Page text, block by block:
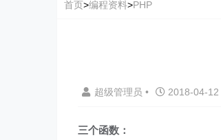
首页>编程资料>PHP
超级管理员 • 2018-04-
三个函数：